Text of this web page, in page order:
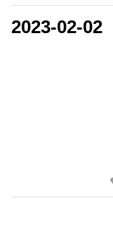
2023-02-02